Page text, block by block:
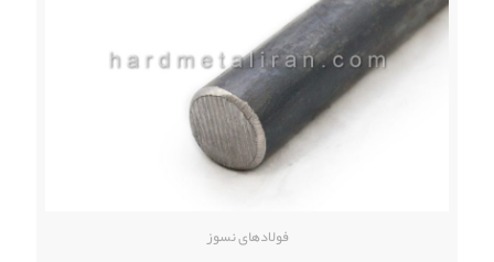
فولادهای نسوز